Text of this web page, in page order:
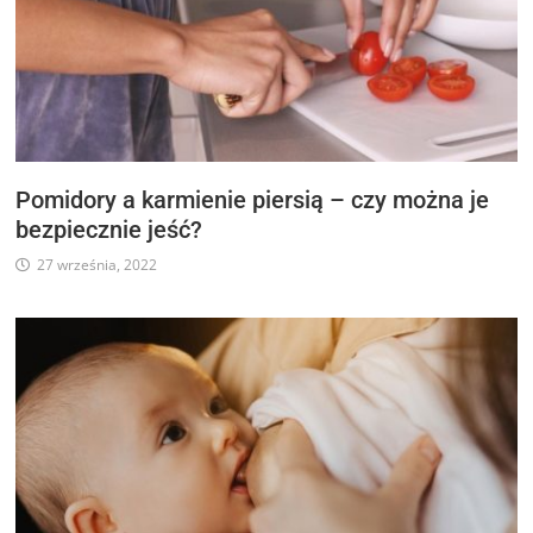
Pomidory a karmienie piersią – czy można je
bezpiecznie jeść?
27 września, 2022